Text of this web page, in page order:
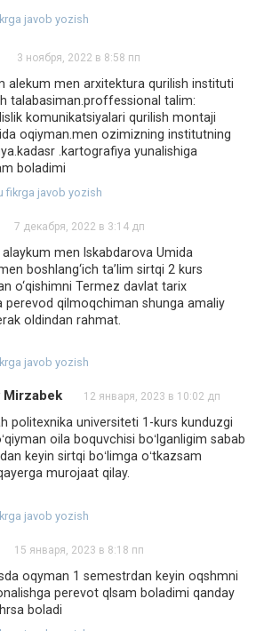
javob yozish
3 ноября, 2022 в 8:58 пп
alekum men arxitektura qurilish instituti
talabasiman.proffessional talim:
komunikatsiyalari qurilish montaji
oqiyman.men ozimizning institutning
.kartografiya yunalishiga
boladimi
fikrga javob yozish
7 декабря, 2022 в 3:14 дп
men Iskabdarova Umida
boshlang‘ich ta’lim sirtqi 2 kurs
o‘qishimni Termez davlat tarix
perevod qilmoqchiman shunga amaliy
oldindan rahmat.
javob yozish
Mirzabek 12 января, 2023 в 10:02 дп
politexnika universiteti 1-kurs kunduzgi
oila boquvchisi boʻlganligim sabab
keyin sirtqi boʻlimga oʻtkazsam
murojaat qilay.
javob yozish
15 января, 2023 в 8:18 пп
oqyman 1 semestrdan keyin oqshmni
perevot qlsam boladimi qanday
boladi